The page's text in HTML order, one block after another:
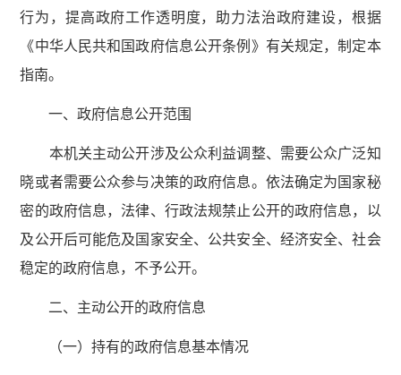
行为，提高政府工作透明度，助力法治政府建设，根据
《中华人民共和国政府信息公开条例》有关规定，制定本
指南。
一、政府信息公开范围
本机关主动公开涉及公众利益调整、需要公众广泛知
晓或者需要公众参与决策的政府信息。依法确定为国家秘
密的政府信息，法律、行政法规禁止公开的政府信息，以
及公开后可能危及国家安全、公共安全、经济安全、社会
稳定的政府信息，不予公开。
二、主动公开的政府信息
（一）持有的政府信息基本情况